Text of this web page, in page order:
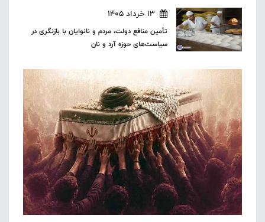
13 خرداد 1405
تأمین منافع دولت، مردم و نانوایان با بازنگری در
سیاست‌های حوزه آرد و نان